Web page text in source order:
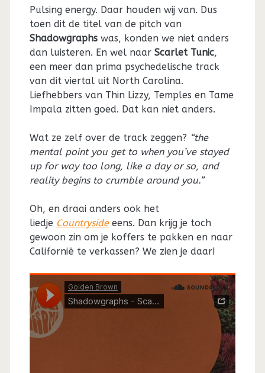
Pulsing energy. Daar houden wij van. Dus
toen dit de titel van de pitch van
Shadowgraphswas, konden we niet anders
dan luisteren. En wel naar Scarlet Tunic,
een meer dan prima psychedelische track
van dit viertal uit North Carolina.
Liefhebbers van Thin Lizzy, Temples en Tame
Impala zitten goed. Dat kan niet anders.
Wat ze zelf over de track zeggen? “the
mental point you get to when you’ve stayed
up for way too long, like a day or so, and
reality begins to crumble around you.”
Oh, en draai anders ook het
liedje Countrysideeens. Dan krijg je toch
gewoon zin om je koffers te pakken en naar
Californië te verkassen? We zien je daar!